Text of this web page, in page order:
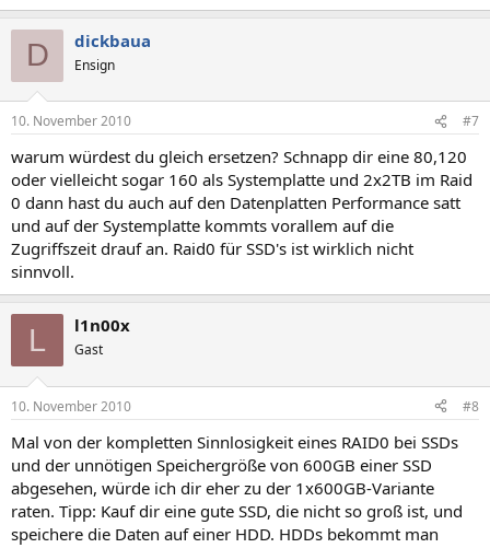
D dickbaua
Ensign
10. November 2010 #7
warum würdest du gleich ersetzen? Schnapp dir eine 80,120
oder vielleicht sogar 160 als Systemplatte und 2x2TB im Raid
0 dann hast du auch auf den Datenplatten Performance satt
und auf der Systemplatte kommts vorallem auf die
Zugriffszeit drauf an. Raid0 für SSD's ist wirklich nicht
sinnvoll.
L l1n00x
Gast
10. November 2010 #8
Mal von der kompletten Sinnlosigkeit eines RAID0 bei SSDs
und der unnötigen Speichergröße von 600GB einer SSD
abgesehen, würde ich dir eher zu der 1x600GB-Variante
raten. Tipp: Kauf dir eine gute SSD, die nicht so groß ist, und
speichere die Daten auf einer HDD. HDDs bekommt man